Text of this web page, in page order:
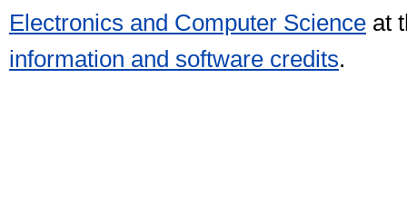
Electronics and Computer Science at
information and software credits.